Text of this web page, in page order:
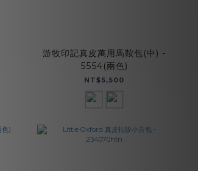
游牧印記真皮萬用馬鞍包(中) -
5554(兩色)
NT$5,500